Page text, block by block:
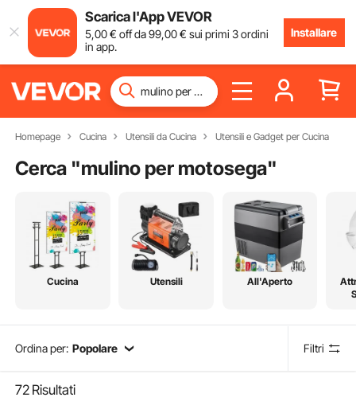
Scarica l'App VEVOR
5,00€ off da99,00€ sui primi 3 ordini
in app.
Installare
Homepage Cucina Utensili da Cucina Utensili e Gadget per Cucina
Cerca "mulino per motosega"
Cucina Utensili All'Aperto
Ordina per: Popolare Filtri
72 Risultati